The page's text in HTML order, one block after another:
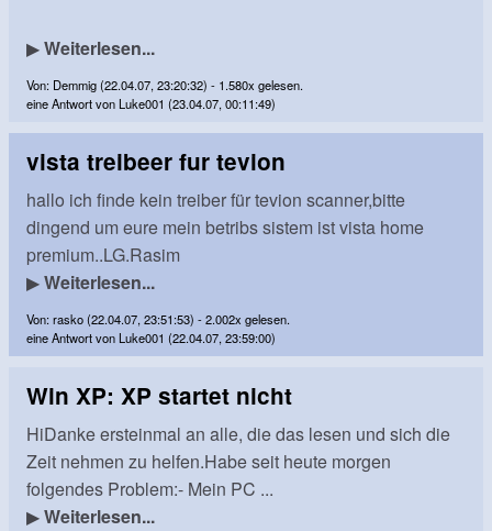
▶Weiterlesen...
Von: Demmig (22.04.07, 23:20:32) - 1.580x gelesen.
eine Antwort von Luke001 (23.04.07, 00:11:49)
vista treibeer fur tevion
hallo ich finde kein treiber für tevion scanner,bitte
dingend um eure mein betribs sistem ist vista home
premium..LG.Rasim
▶Weiterlesen...
Von: rasko (22.04.07, 23:51:53) - 2.002x gelesen.
eine Antwort von Luke001 (22.04.07, 23:59:00)
Win XP: XP startet nicht
HiDanke ersteinmal an alle, die das lesen und sich die
Zeit nehmen zu helfen.Habe seit heute morgen
folgendes Problem:- Mein PC ...
▶Weiterlesen...